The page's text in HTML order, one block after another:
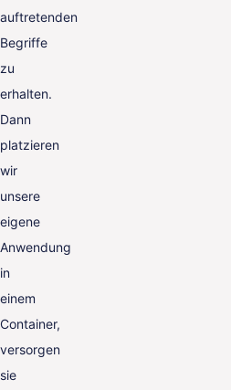
auftretenden
Begriffe
zu
erhalten.
Dann
platzieren
wir
unsere
eigene
Anwendung
in
einem
Container,
versorgen
sie